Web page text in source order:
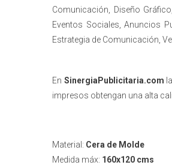
Comunicación, Diseño
Eventos Sociales, Anuncios
Estrategia de Comunicación,
En SinergiaPublicitaria.com la
impresos obtengan una alta
Material: Cera de Molde
Medida máx: 160x120 cms